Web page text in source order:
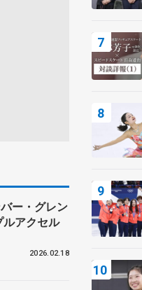
ー・グレン
アクセル
2026.02.18